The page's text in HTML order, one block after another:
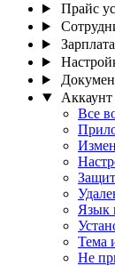
Прайс
Зарплата
Все
Язык
Тема
Не